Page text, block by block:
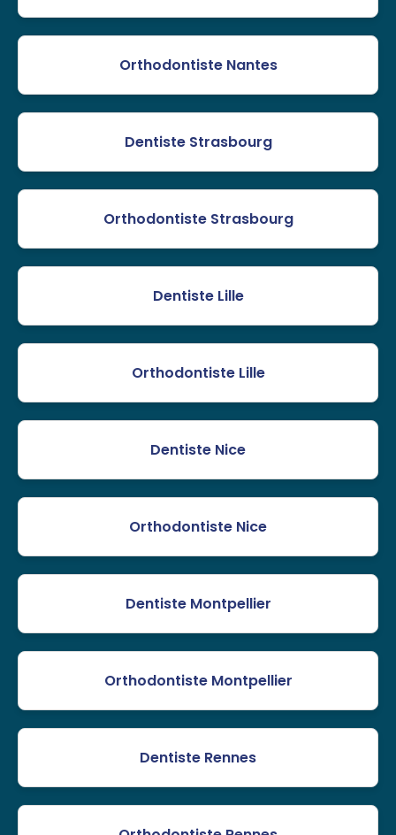
Orthodontiste Nantes
Dentiste Strasbourg
Orthodontiste Strasbourg
Dentiste Lille
Orthodontiste Lille
Dentiste Nice
Orthodontiste Nice
Dentiste Montpellier
Orthodontiste Montpellier
Dentiste Rennes